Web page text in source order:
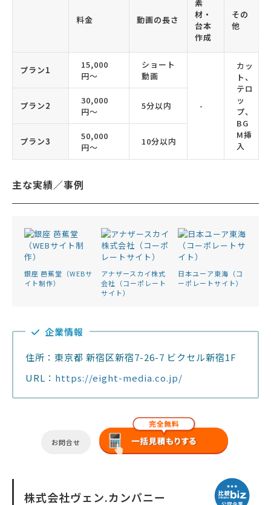
料金 動画の長さ
素
材・
台本
作成
その
他
プラン1
15,000
円〜
ショート
動画
-
カッ
ト、
テロ
ッ
プ、
BG
M挿
入
プラン2
30,000
円〜
5分以内
プラン3
50,000
円〜
10分以内
主な実績／事例
銀座 芭蕉堂（WEBサ
イト制作）
アナザースカイ株式
会社（コーポレート
サイト）
日本ユーア東海（コ
ーポレートサイト）
企業情報
住所：東京都 新宿区新宿7-26-7 ビクセル新宿1F
URL： https://eight-media.co.jp/
お問合せ
株式会社ヴェン.カンパニー